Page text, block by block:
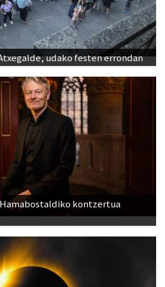
udako festen errondan
kontzertua